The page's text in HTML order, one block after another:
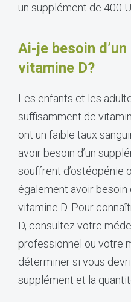
un supplément de 400
Ai-je besoin
vitamine D?
Les enfants et les
suffisamment de
ont un faible taux
avoir besoin d’un
souffrent d’ostéopénie
également avoir besoin
vitamine D. Pour
D, consultez votre
professionnel ou votre
déterminer si vous
supplément et la